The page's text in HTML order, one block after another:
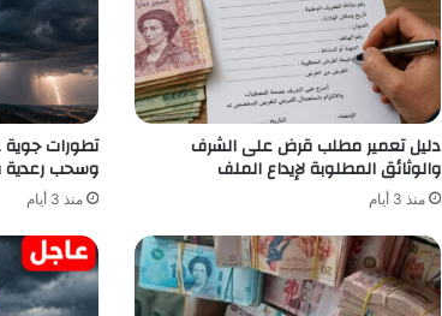
دليل تعمير مطلب قرض على الشرف
والوثائق المطلوبة لإيداع الملف
منذ 3 أيام
تطورات جوية
وسحب رعدية
منذ 3 أيام